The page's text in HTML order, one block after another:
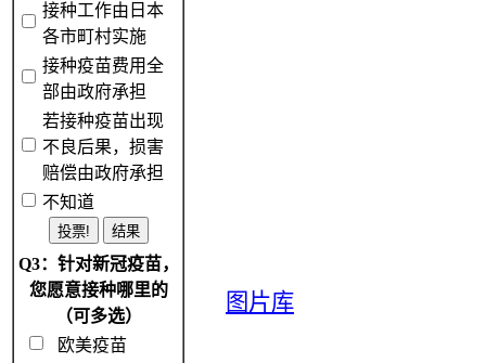
接种工作由日本
各市町村实施
接种疫苗费用全
部由政府承担
若接种疫苗出现
不良后果，损害
赔偿由政府承担
不知道
Q3：针对新冠疫苗，
您愿意接种哪里的
（可多选）
欧美疫苗
图片库